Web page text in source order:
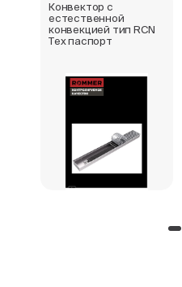
Конвектор с
естественной
конвекцией тип RCN
Тех паспорт